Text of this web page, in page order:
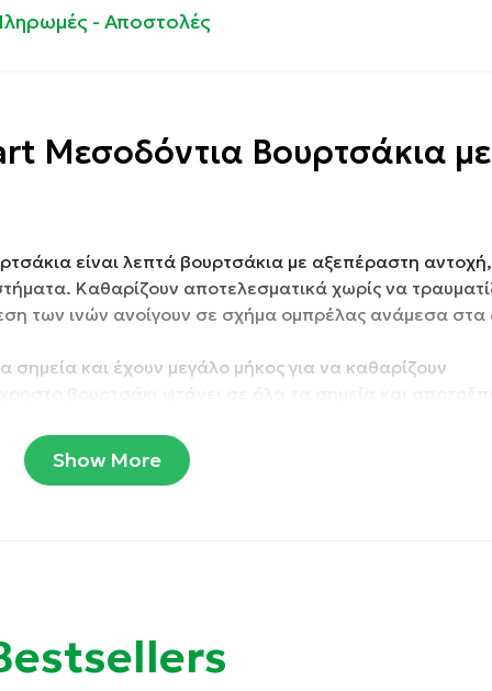
- Αποστολές
Μεσοδόντια Βουρτσάκια
είναι λεπτά βουρτσάκια με αξεπέραστη αντοχή,
Καθαρίζουν αποτελεσματικά χωρίς να
των ινών ανοίγουν σε σχήμα ομπρέλας ανάμεσα στα
και έχουν μεγάλο μήκος για να καθαρίζουν
Show More